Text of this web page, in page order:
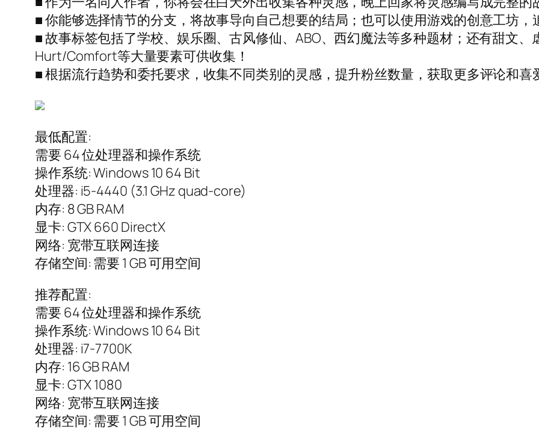
■ 你能够选择情节的分支，将故事导向自己想要的结局；也可以使用游戏的创意工坊，
■ 故事标签包括了学校、娱乐圈、古风修仙、ABO、西幻魔法等多种题材；还有甜文、
Hurt/Comfort等大量要素可供收集！
■ 根据流行趋势和委托要求，收集不同类别的灵感，提升粉丝数量，获取更多评论和喜
最低配置:
需要 64 位处理器和操作系统
操作系统: Windows 10 64 Bit
处理器: i5-4440 (3.1 GHz quad-core)
内存: 8 GB RAM
显卡: GTX 660 DirectX
网络: 宽带互联网连接
存储空间: 需要 1 GB 可用空间
推荐配置:
需要 64 位处理器和操作系统
操作系统: Windows 10 64 Bit
处理器: i7-7700K
内存: 16 GB RAM
显卡: GTX 1080
网络: 宽带互联网连接
存储空间: 需要 1 GB 可用空间